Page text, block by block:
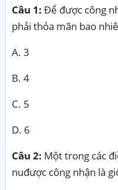
Câu 1: Để được công
phải thỏa mãn bao
A. 3
B. 4
C. 5
D. 6
Câu 2: Một trong các
nuđược công nhận là